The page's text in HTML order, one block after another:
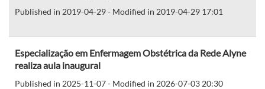
Published in 2019-04-29 - Modified in 2019-04-29 17:01
Especialização em Enfermagem Obstétrica da Rede Alyne
realiza aula inaugural
Published in 2025-11-07 - Modified in 2026-07-03 20:30